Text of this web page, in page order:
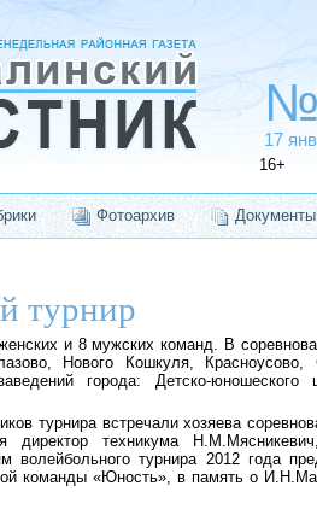
17
16+
Фотоархив Документы
турнир
и 8 мужских команд. В
Нового Кошкуля, Красноусово,
города: Детско-юношеского
турнира встречали хозяева
директор техникума
волейбольного турнира 2012 года
команды «Юность», в память о